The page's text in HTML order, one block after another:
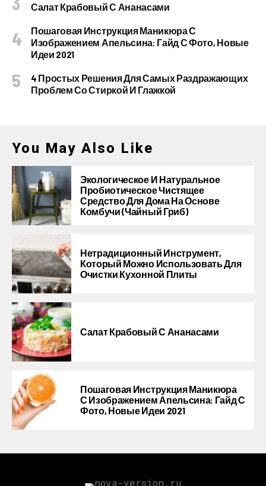
Салат Крабовый С Ананасами
Пошаговая Инструкция Маникюра С
Изображением Апельсина: Гайд С Фото, Новые
Идеи 2021
4 Простых Решения Для Самых Раздражающих
Проблем Со Стиркой И Глажкой
You May Also Like
Экологическое И Натуральное
Пробиотическое Чистящее
Средство Для Дома На Основе
Комбучи (чайный Гриб)
Нетрадиционный Инструмент,
Который Можно Использовать Для
Очистки Кухонной Плиты
Салат Крабовый С Ананасами
Пошаговая Инструкция Маникюра
С Изображением Апельсина: Гайд С
Фото, Новые Идеи 2021